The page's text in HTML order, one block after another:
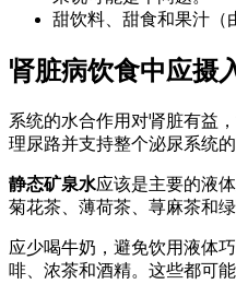
甜饮料、甜食和果汁（
肾脏病饮食中应摄
系统的水合作用对肾脏有益
理尿路并支持整个泌尿系统的
静态矿泉水应该是主要的液
菊花茶、薄荷茶、荨麻茶和
应少喝牛奶，避免饮用液体
啡、浓茶和酒精。这些都可